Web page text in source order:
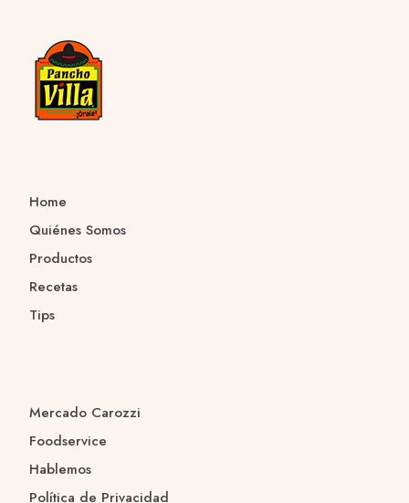
Home
Quiénes Somos
Productos
Recetas
Tips
Mercado Carozzi
Foodservice
Hablemos
Política de Privacidad